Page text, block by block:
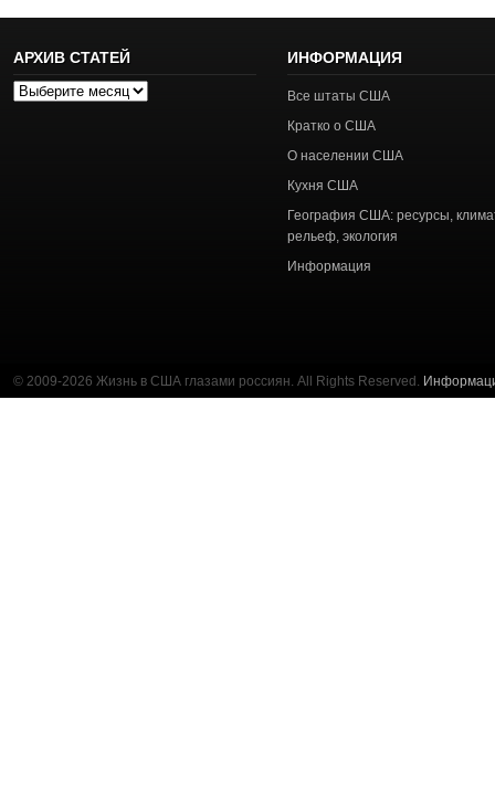
АРХИВ СТАТЕЙ
Архив
ИНФОРМАЦИЯ
Все штаты США
Кратко о США
О населении США
Кухня США
География США: ресурсы,
рельеф, экология
Информация
© 2009-2026 Жизнь в США глазами россиян. All Rights Reserved.